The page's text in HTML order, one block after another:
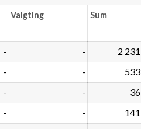
Valgting Sum
- - 2 231
- - 533
- - 36
- - 141